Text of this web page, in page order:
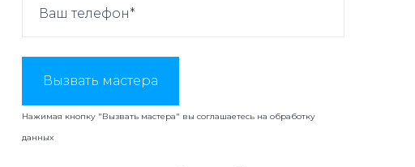
Вызвать мастера
Нажимая кнопку "Вызвать мастера" вы соглашаетесь наобработку
данных